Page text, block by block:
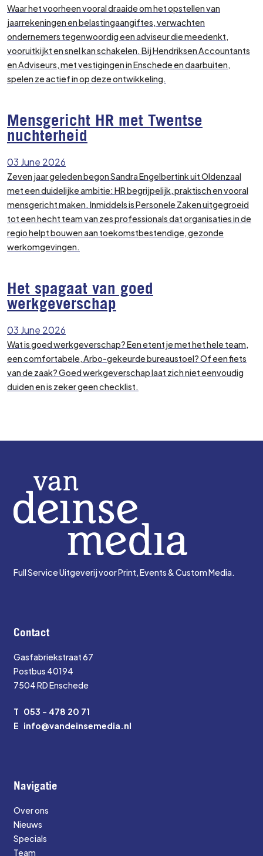
Waar het voorheen vooral draaide om het opstellen van
jaarrekeningen en belastingaangiftes, verwachten
ondernemers tegenwoordig een adviseur die meedenkt,
vooruitkijkt en snel kan schakelen. Bij Hendriksen Accountants
en Adviseurs, met vestigingen in Enschede en daarbuiten,
spelen ze actief in op deze ontwikkeling.
Mensgericht HR met Twentse
nuchterheid
03 June 2026
Zeven jaar geleden begon Sandra Engelbertink uit Oldenzaal
met een duidelijke ambitie: HR begrijpelijk, praktisch en vooral
mensgericht maken. Inmiddels is Personele Zaken uitgegroeid
tot een hecht team van zes professionals dat organisaties in de
regio helpt bouwen aan toekomstbestendige, gezonde
werkomgevingen.
Het spagaat van goed
werkgeverschap
03 June 2026
Wat is goed werkgeverschap? Een etentje met het hele team,
een comfortabele, Arbo-gekeurde bureaustoel? Of een fiets
van de zaak? Goed werkgeverschap laat zich niet eenvoudig
duiden en is zeker geen checklist.
Full Service Uitgeverij voor Print, Events & Custom Media.
Contact
Gasfabriekstraat 67
Postbus 40194
7504 RD Enschede
T 053 - 478 20 71
E info@vandeinsemedia.nl
Navigatie
Over ons
Nieuws
Specials
Team